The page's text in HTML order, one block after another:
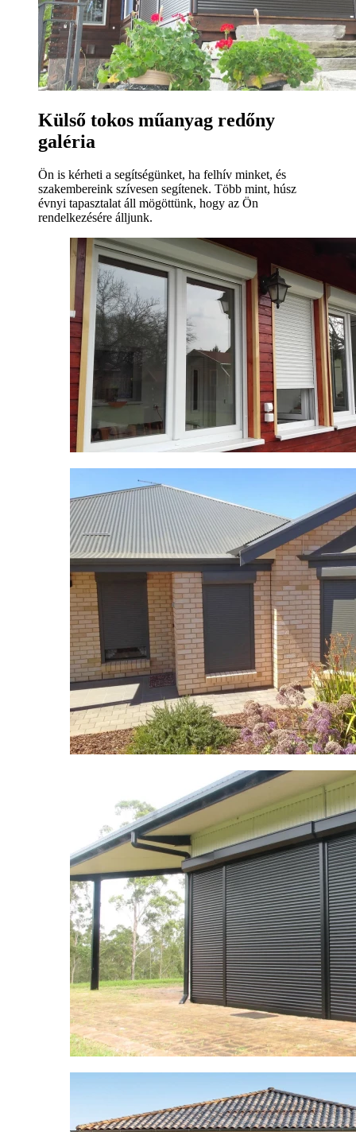
Külső tokos műanyag redőny
galéria
Ön is kérheti a segítségünket, ha felhív minket, és
szakembereink szívesen segítenek. Több mint, húsz
évnyi tapasztalat áll mögöttünk, hogy az Ön
rendelkezésére álljunk.